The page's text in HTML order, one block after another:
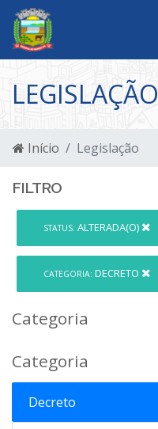
LEGISLAÇÃO
Início Legislação
FILTRO
STATUS: ALTERADA(O)
CATEGORIA: DECRETO
Categoria
Categoria
Decreto